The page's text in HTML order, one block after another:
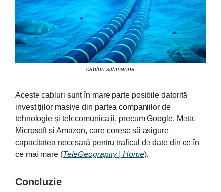
cabluri submarine
Aceste cabluri sunt în mare parte posibile datorită
investițiilor masive din partea companiilor de
tehnologie și telecomunicații, precum Google, Meta,
Microsoft și Amazon, care doresc să asigure
capacitatea necesară pentru traficul de date din ce în
ce mai mare​ (TeleGeography | Home)​.
Concluzie